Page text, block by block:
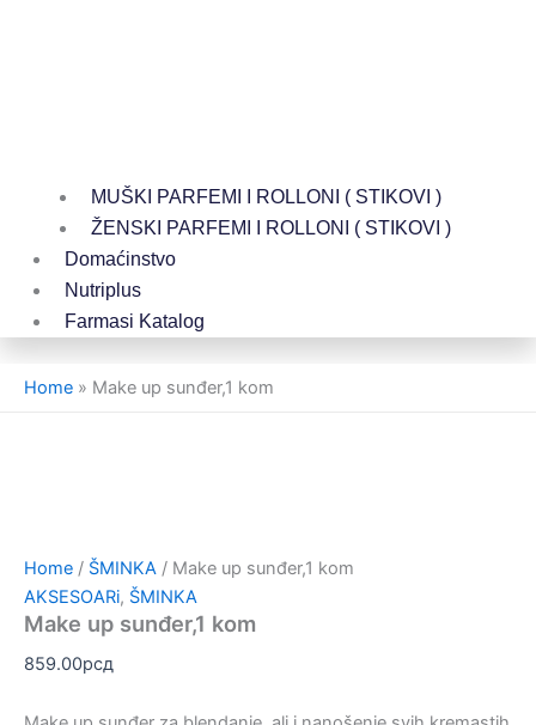
MUŠKI PARFEMI I ROLLONI ( STIKOVI )
ŽENSKI PARFEMI I ROLLONI ( STIKOVI )
Domaćinstvo
Nutriplus
Farmasi Katalog
Home » Make up sunđer,1 kom
Home / ŠMINKA / Make up sunđer,1 kom
AKSESOARi, ŠMINKA
Make up sunđer,1 kom
859.00рсд